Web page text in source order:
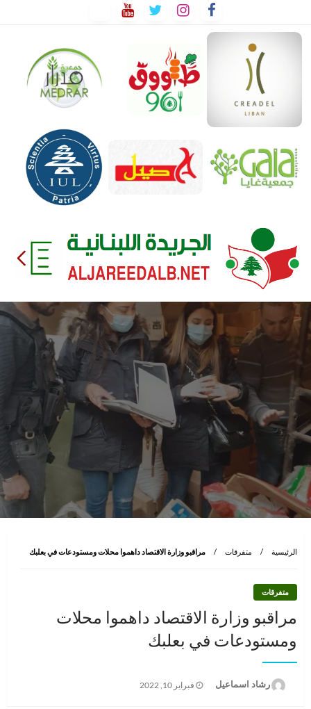
إلى
اللبنانية
الرئيسية متفرقات مراقبو وزارة الاقتصاد داهموا محلات ومستودعات في بعلبك
متفرقات
مراقبو وزارة الاقتصاد داهموا محلات
ومستودعات في بعلبك
رشاد اسماعيل
نُشر
فبراير 10, 2022